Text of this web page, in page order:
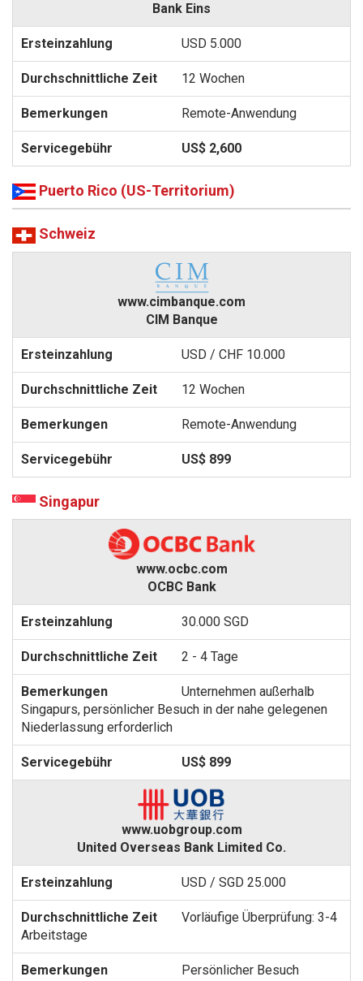
Bank Eins
USD 5.000
12 Wochen
Remote-Anwendung
US$ 2,600
Puerto Rico (US-Territorium)
Schweiz
www.cimbanque.com
CIM Banque
USD / CHF 10.000
12 Wochen
Remote-Anwendung
US$ 899
Singapur
www.ocbc.com
OCBC Bank
30.000 SGD
2 - 4 Tage
Unternehmen außerhalb
Singapurs, persönlicher Besuch in der nahe gelegenen
Niederlassung erforderlich
US$ 899
www.uobgroup.com
United Overseas Bank Limited Co.
USD / SGD 25.000
Vorläufige Überprüfung: 3-4
Arbeitstage
Persönlicher Besuch